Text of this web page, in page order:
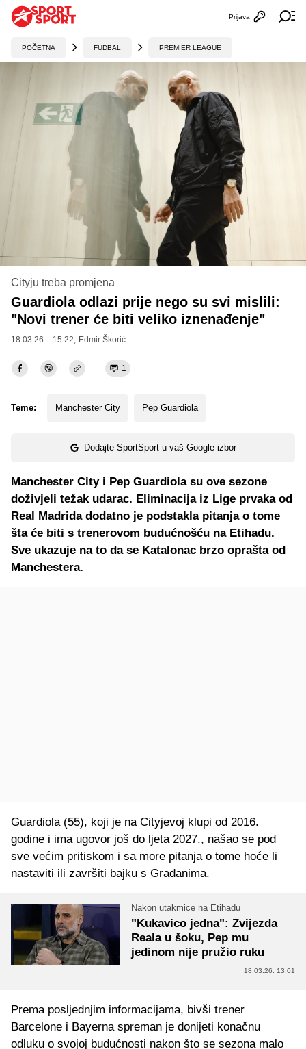
Otvori
Prijava
POČETNA FUDBAL PREMIER LEAGUE
Cityju treba promjena
Guardiola odlazi prije nego su svi mislili:
"Novi trener će biti veliko iznenađenje"
18.03.26. - 15:22, Edmir Škorić
1
Teme: Manchester City Pep Guardiola
Dodajte SportSport u vaš Google izbor
Manchester City i Pep Guardiola su ove sezone
doživjeli težak udarac. Eliminacija iz Lige prvaka od
Real Madrida dodatno je podstakla pitanja o tome
šta će biti s trenerovom budućnošću na Etihadu.
Sve ukazuje na to da se Katalonac brzo oprašta od
Manchestera.
Guardiola (55), koji je na Cityjevoj klupi od 2016.
godine i ima ugovor još do ljeta 2027., našao se pod
sve većim pritiskom i sa more pitanja o tome hoće li
nastaviti ili završiti bajku s Građanima.
Nakon utakmice na Etihadu
"Kukavico jedna": Zvijezda
Reala u šoku, Pep mu
jedinom nije pružio ruku
18.03.26. 13:01
Prema posljednjim informacijama, bivši trener
Barcelone i Bayerna spreman je donijeti konačnu
odluku o svojoj budućnosti nakon što se sezona malo